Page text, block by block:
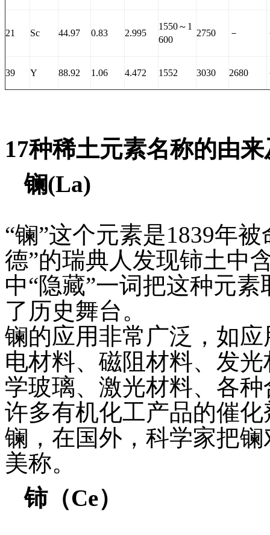
21 Sc 44.97 0.83 2.995
1550～1
600
2750 －
39 Y 88.92 1.06 4.472 1552 3030 2680
17种稀土元素名称的由
镧(La)
“镧”这个元素是1839年
德”的瑞典人发现铈土中
中“隐藏”一词把这种元
了历史舞台。
镧的应用非常广泛，如
电材料、磁阻材料、发
学玻璃、激光材料、各
许多有机化工产品的催
镧，在国外，科学家把
美称。
铈（Ce）